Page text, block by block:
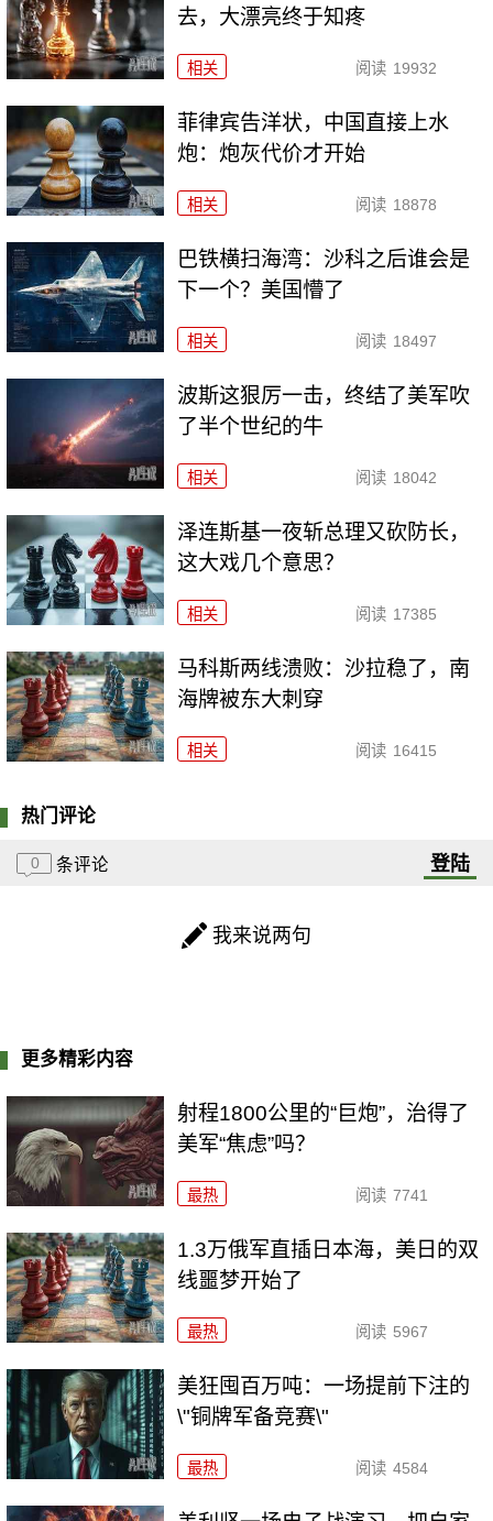
去，大漂亮终于知疼
相关 阅读 19932
菲律宾告洋状，中国直接上水
炮：炮灰代价才开始
相关 阅读 18878
巴铁横扫海湾：沙科之后谁会是
下一个？美国懵了
相关 阅读 18497
波斯这狠厉一击，终结了美军吹
了半个世纪的牛
相关 阅读 18042
泽连斯基一夜斩总理又砍防长，
这大戏几个意思？
相关 阅读 17385
马科斯两线溃败：沙拉稳了，南
海牌被东大刺穿
相关 阅读 16415
热门评论
0 条评论 登陆
我来说两句
更多精彩内容
射程1800公里的“巨炮”，治得了
美军“焦虑”吗？
最热 阅读 7741
1.3万俄军直插日本海，美日的双
线噩梦开始了
最热 阅读 5967
美狂囤百万吨：一场提前下注的
\"铜牌军备竞赛\"
最热 阅读 4584